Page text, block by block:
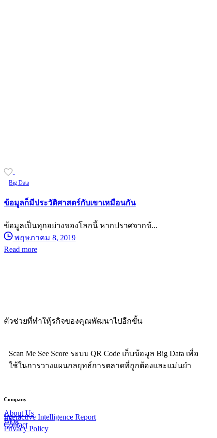
-
Big Data
ข้อมูลก็มีประวัติศาสตร์กับเขาเหมือนกัน
ข้อมูลเป็นทุกอย่างของโลกนี้ หากปราศจากข้...
พฤษภาคม 8, 2019
Read more
ตัวช่วยที่ทำใหุ้รกิจของคุณพัฒนาไปอีกขั้น
Scan Me See Score ระบบ QR Code เก็บข้อมูล Big Data เพื่อ
ใช้ในการวางแผนกลยุทธ์การตลาดที่ถูกต้องและแม่นยำ
Company
About Us
Interactive Intelligence Report
Blog
Contact
Privacy Policy